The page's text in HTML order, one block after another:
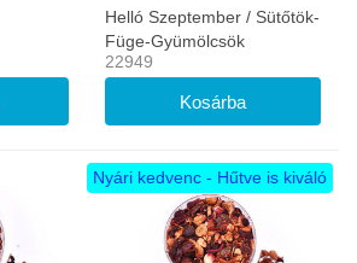
Helló Szeptember / Sütőtök-
Füge-Gyümölcsök
teakeverék 100g
22949
Nyári kedvenc - Hűtve is kiváló